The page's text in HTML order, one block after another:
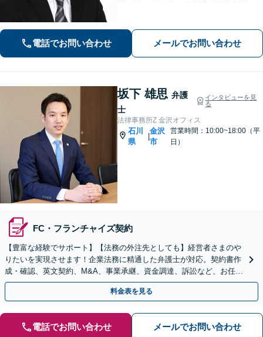
対応で、適切な解決へと導きます。
電話でお問い合わせ メールでお問い合わせ
坂下 雄思 弁護
士
インタビューを見
る
法律事務所Z 金沢オフィス
石川
県
|
金沢
市
営業時間：10:00~18:00（平
日）
FC・フランチャイズ契約
【豊富な経験でサポート】【法務の外注先としても】経営者さまのや
りたいを実現させます！企業法務に精通した弁護士が対応。契約書作
成・確認、英文契約、M&A、事業承継、資金調達、訴訟など、お任せ
ください【複数の顧問契約プランあり】【英語対応】
料金表を見る
電話でお問い合わせ メールでお問い合わせ